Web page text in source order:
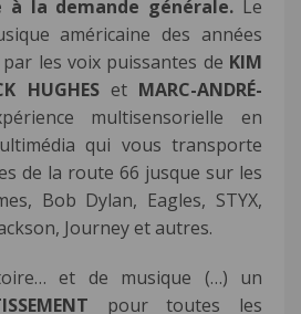
à la demande générale. Le
américaine des années
les voix puissantes de KIM
HUGHESet MARC-ANDRÉ-
multisensorielle en
qui vous transporte
de la route 66 jusque sur les
Bob Dylan, Eagles, STYX,
Journey et autres.
et de musique (…) un
pour toutes les